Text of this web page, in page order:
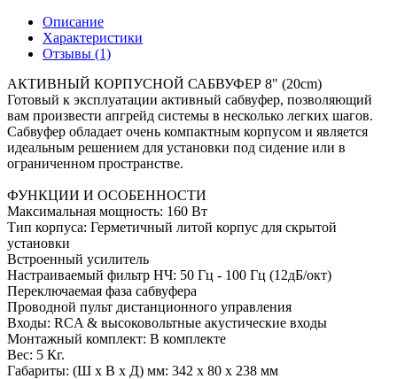
Описание
Характеристики
Отзывы (1)
АКТИВНЫЙ КОРПУСНОЙ САБВУФЕР 8" (20cm)
Готовый к эксплуатации активный сабвуфер, позволяющий
вам произвести апгрейд системы в несколько легких шагов.
Сабвуфер обладает очень компактным корпусом и является
идеальным решением для установки под сидение или в
ограниченном пространстве.
ФУНКЦИИ И ОСОБЕННОСТИ
Максимальная мощность: 160 Вт
Тип корпуса: Герметичный литой корпус для скрытой
установки
Встроенный усилитель
Настраиваемый фильтр НЧ: 50 Гц - 100 Гц (12дБ/окт)
Переключаемая фаза сабвуфера
Проводной пульт дистанционного управления
Входы: RCA & высоковольтные акустические входы
Монтажный комплект: В комплекте
Вес: 5 Кг.
Габариты: (Ш x В x Д) мм: 342 x 80 x 238 мм